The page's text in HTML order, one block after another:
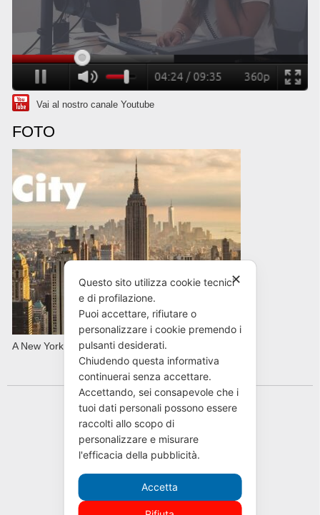
Vai al nostro canale Youtube
FOTO
A New York con AVIS in primavera
✕
Questo sito utilizza cookie tecnici
e di profilazione.
Puoi accettare, rifiutare o
personalizzare i cookie premendo i
pulsanti desiderati.
Chiudendo questa informativa
continuerai senza accettare.
Accettando, sei consapevole che i
tuoi dati personali possono essere
raccolti allo scopo di
personalizzare e misurare
l'efficacia della pubblicità.
Accetta